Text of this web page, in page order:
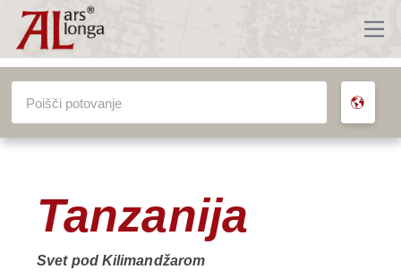
VSA POTOVANJA
Tanzanija
Svet pod Kilimandžarom